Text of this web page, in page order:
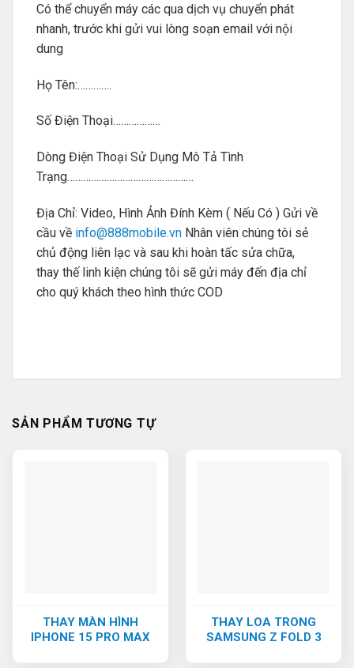
Có thể chuyển máy các qua dịch vụ chuyển phát
nhanh, trước khi gửi vui lòng soạn email với nội
dung
Họ Tên:………….
Số Điện Thoại………………
Dòng Điện Thoại Sử Dụng Mô Tả Tình
Trạng…………………………………………
Địa Chỉ: Video, Hình Ảnh Đính Kèm ( Nếu Có ) Gửi về
cầu về info@888mobile.vn Nhân viên chúng tôi sẻ
chủ động liên lạc và sau khi hoàn tấc sửa chữa,
thay thế linh kiện chúng tôi sẽ gửi máy đến địa chỉ
cho quý khách theo hình thức COD
SẢN PHẨM TƯƠNG TỰ
THAY MÀN HÌNH
IPHONE 15 PRO MAX
THAY LOA TRONG
SAMSUNG Z FOLD 3